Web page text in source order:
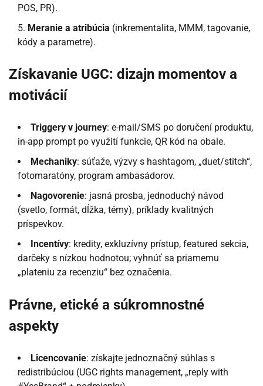
POS, PR).
Meranie a atribúcia (inkrementalita, MMM, tagovanie,
kódy a parametre).
Získavanie UGC: dizajn momentov a
motivácií
Triggery v journey: e-mail/SMS po doručení produktu,
in-app prompt po využití funkcie, QR kód na obale.
Mechaniky: súťaže, výzvy s hashtagom, „duet/stitch“,
fotomaratóny, program ambasádorov.
Nagovorenie: jasná prosba, jednoduchý návod
(svetlo, formát, dĺžka, témy), príklady kvalitných
príspevkov.
Incentívy: kredity, exkluzívny prístup, featured sekcia,
darčeky s nízkou hodnotou; vyhnúť sa priamemu
„plateniu za recenziu“ bez označenia.
Právne, etické a súkromnostné
aspekty
Licencovanie: získajte jednoznačný súhlas s
redistribúciou (UGC rights management, „reply with